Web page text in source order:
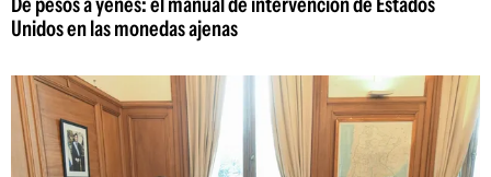
Unidos en las monedas ajenas